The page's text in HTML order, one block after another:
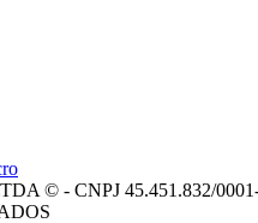
© - CNPJ 45.451.832/